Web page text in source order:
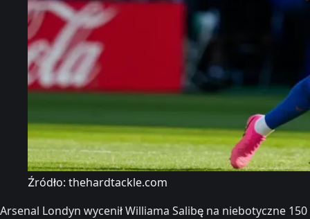
Źródło: thehardtackle.com
Arsenal Londyn wycenił Williama Salibę na niebotyczne 150